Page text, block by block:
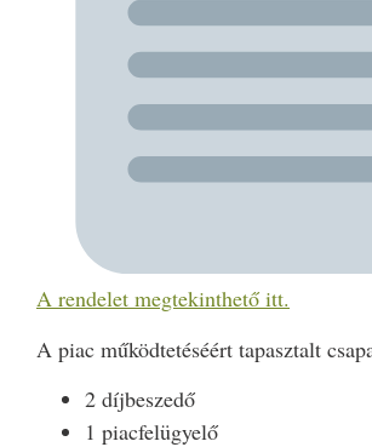
A rendelet megtekinthető itt.
A piac működtetéséért tapasztalt
2 díjbeszedő
1 piacfelügyelő